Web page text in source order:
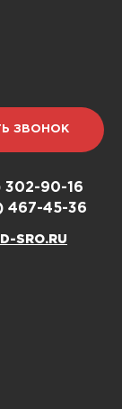
ЗВОНОК
302-90-16
467-45-36
SRO.RU